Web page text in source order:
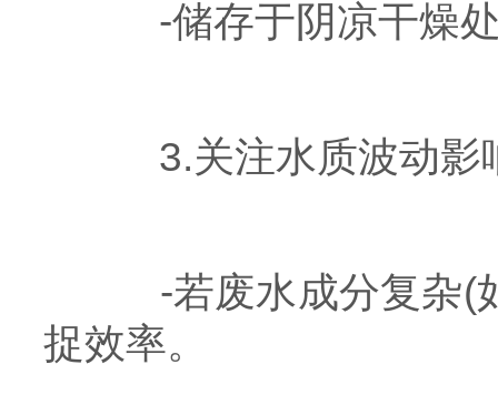
-储存于阴凉干燥处
3.关注水质波动影
-若废水成分复杂(如
捉效率。